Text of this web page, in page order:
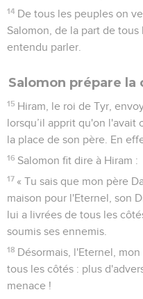
14 De tous les peuples on
Salomon, de la part de
entendu parler.
Salomon prépare
15 Hiram, le roi de Tyr,
lorsqu’il apprit qu'on l'avait
la place de son père. En
16 Salomon fit dire à Hiram :
17 « Tu sais que mon père
maison pour l'Eternel, son
lui a livrées de tous les
soumis ses ennemis.
18 Désormais, l'Eternel,
tous les côtés : plus
menace !